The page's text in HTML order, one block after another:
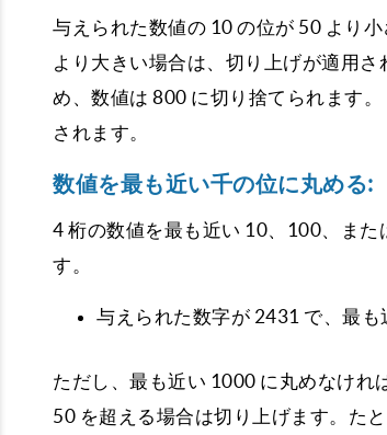
与えられた数値の 10 の位が 50 より
より大きい場合は、切り上げが適用
め、数値は 800 に切り捨てられます
されます。
数値を最も近い千の位に丸める:
4 桁の数値を最も近い 10、100、ま
す。
与えられた数字が 2431 で、最も
ただし、最も近い 1000 に丸めなけれ
50 を超える場合は切り上げます。た